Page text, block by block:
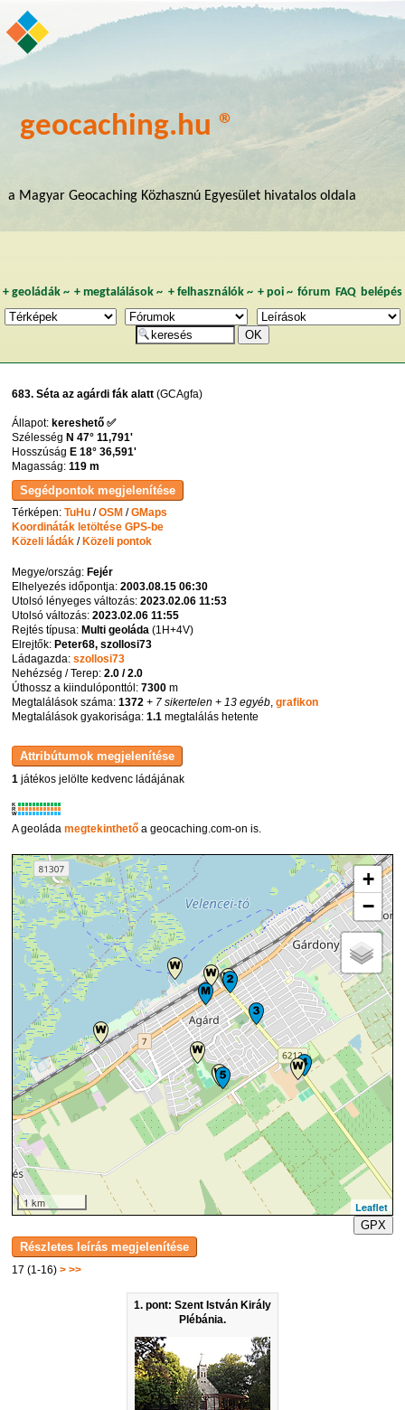
geocaching.hu ®
a Magyar Geocaching Közhasznú Egyesület hivatalos oldala
+ geoládák~ +megtalálások ~ + felhasználók~ + poi~ fórum FAQ belépés
683. Séta az agárdi fák alatt (GCAgfa)
17 (1-16)> >>
1. pont: Szent István Király
Plébánia.
Állapot: kereshető ✅
Szélesség N 47° 11,791'
Hosszúság E 18° 36,591'
Magasság:119 m
Térképen:TuHu /OSM /GMaps
Koordináták letöltése GPS-be
Közeli ládák / Közeli pontok
Megye/ország: Fejér
Elhelyezés időpontja:2003.08.15 06:30
Utolsó lényeges változás:2023.02.06 11:53
Utolsó változás:2023.02.06 11:55
Rejtés típusa: Multi geoláda (1H+4V)
Elrejtők: Peter68, szollosi73
Ládagazda:szollosi73
Nehézség / Terep:2.0 / 2.0
Úthossz a kiindulóponttól:7300 m
Megtalálások száma:1372 + 7 sikertelen + 13 egyéb,grafikon
Megtalálások gyakorisága:1.1 megtalálás hetente
1 játékos jelölte kedvenc ládájának
K
R
W
A geoládamegtekinthető a geocaching.com-on is.
+
−
1 km
Leaflet
GPX